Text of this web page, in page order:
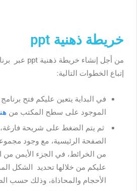
خريطة ذهنية ppt
إتباع الخطوات التالية:
الموجود على سطح المكتب من
ثم يتم الضغط على شريحة
الصفحة الرئيسية، مع وجود
من الخرائط، في الجزء الأيمن من
عليكم من خلالها تحديد الشكل
الأحجام والمحاذاة، وذلك حسب